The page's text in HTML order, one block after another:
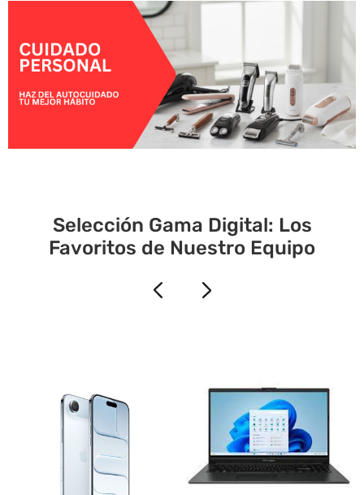
Selección Gama Digital: Los
Favoritos de Nuestro Equipo